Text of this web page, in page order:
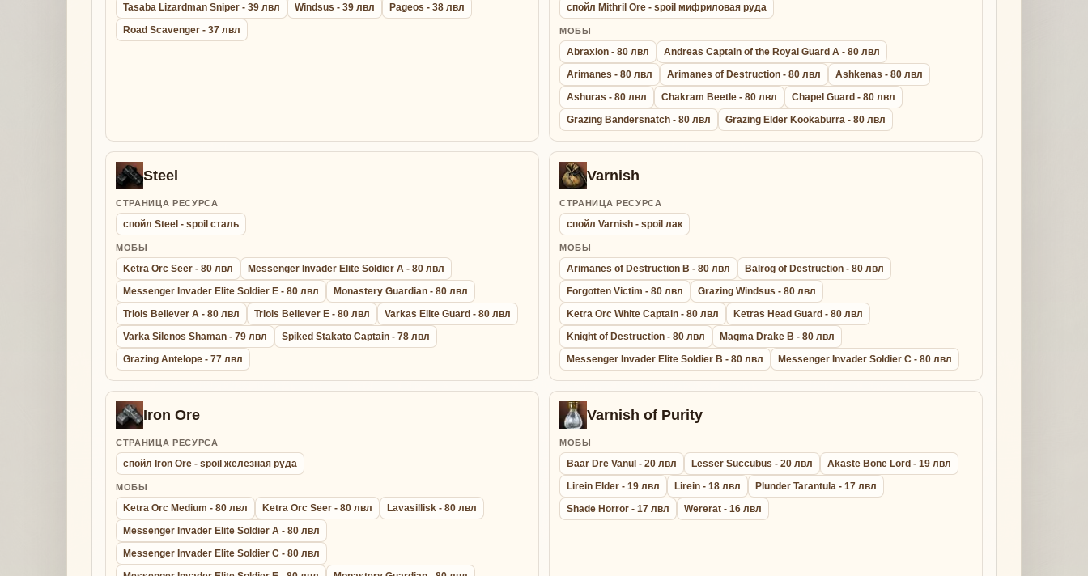
Tasaba Lizardman Sniper - 39 лвл Windsus - 39 лвл
Pageos - 38 лвл
Road Scavenger - 37 лвл
спойл Mithril Ore - spoil мифриловая руда
МОБЫ
Abraxion - 80 лвл
Andreas Captain of the Royal Guard A - 80 лвл
Arimanes - 80 лвл
Arimanes of Destruction - 80 лвл
Ashkenas - 80 лвл
Ashuras - 80 лвл
Chakram Beetle - 80 лвл
Chapel Guard - 80 лвл
Grazing Bandersnatch - 80 лвл
Grazing Elder Kookaburra - 80 лвл
Steel
СТРАНИЦА РЕСУРСА
спойл Steel - spoil сталь
МОБЫ
Ketra Orc Seer - 80 лвл
Messenger Invader Elite Soldier A - 80 лвл
Messenger Invader Elite Soldier E - 80 лвл
Monastery Guardian - 80 лвл
Triols Believer A - 80 лвл
Triols Believer E - 80 лвл
Varkas Elite Guard - 80 лвл
Varka Silenos Shaman - 79 лвл
Spiked Stakato Captain - 78 лвл
Grazing Antelope - 77 лвл
Varnish
СТРАНИЦА РЕСУРСА
спойл Varnish - spoil лак
МОБЫ
Arimanes of Destruction B - 80 лвл
Balrog of Destruction - 80 лвл
Forgotten Victim - 80 лвл
Grazing Windsus - 80 лвл
Ketra Orc White Captain - 80 лвл
Ketras Head Guard - 80 лвл
Knight of Destruction - 80 лвл
Magma Drake B - 80 лвл
Messenger Invader Elite Soldier B - 80 лвл
Messenger Invader Soldier C - 80 лвл
Iron Ore
СТРАНИЦА РЕСУРСА
спойл Iron Ore - spoil железная руда
МОБЫ
Ketra Orc Medium - 80 лвл Ketra Orc Seer - 80 лвл
Lavasillisk - 80 лвл
Messenger Invader Elite Soldier A - 80 лвл
Messenger Invader Elite Soldier C - 80 лвл
Varnish of Purity
МОБЫ
Baar Dre Vanul - 20 лвл Lesser Succubus - 20 лвл
Akaste Bone Lord - 19 лвл
Lirein Elder - 19 лвл
Lirein - 18 лвл
Plunder Tarantula - 17 лвл
Shade Horror - 17 лвл
Wererat - 16 лвл